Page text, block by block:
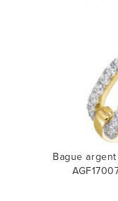
Bague